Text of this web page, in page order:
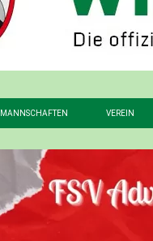
MANNSCHAFTEN
2. MANNSCHAFT
3. MANNSCHAFT
VEREIN